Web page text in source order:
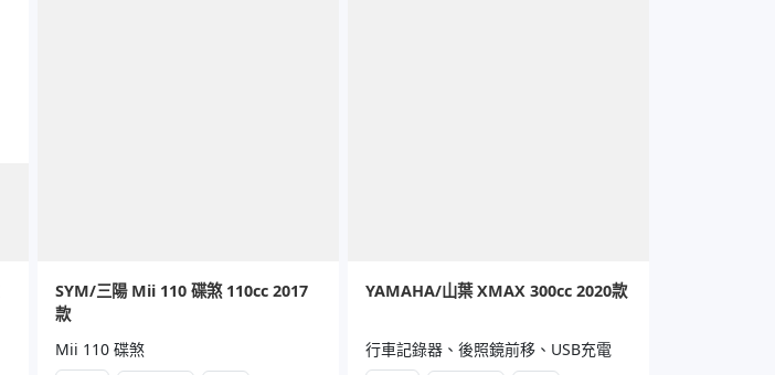
SYM/三陽 Mii 110 碟煞 110cc 2017
款
Mii 110 碟煞
YAMAHA/山葉 XMAX 300cc 2020款
行車記錄器、後照鏡前移、USB充電